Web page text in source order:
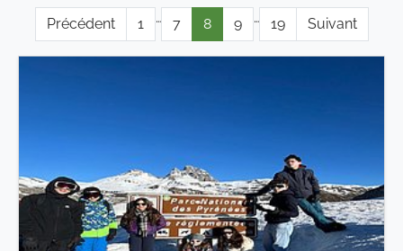
Précédent 1 … 7 8 9 … 19 Suivant